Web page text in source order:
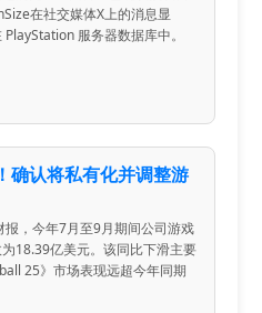
在社交媒体X上的消息显
服务器数据库中。
确认将私有化并调整游
，今年7月至9月期间公司游戏
18.39亿美元。该同比下滑主要
25》市场表现远超今年同期